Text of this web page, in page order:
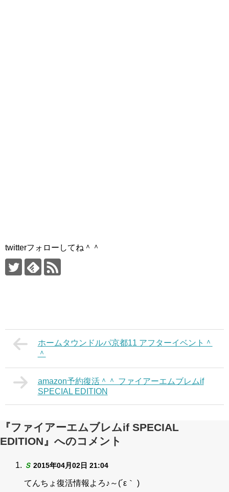
twitterフォローしてね＾＾
ホームタウンドルパ京都11 アフターイベント＾
＾
amazon予約復活＾＾ ファイアーエムブレムif
SPECIAL EDITION
『ファイアーエムブレムif SPECIAL
EDITION』へのコメント
Ｓ 2015年04月02日 21:04
てんちょ復活情報よろ♪～(´ε｀ )